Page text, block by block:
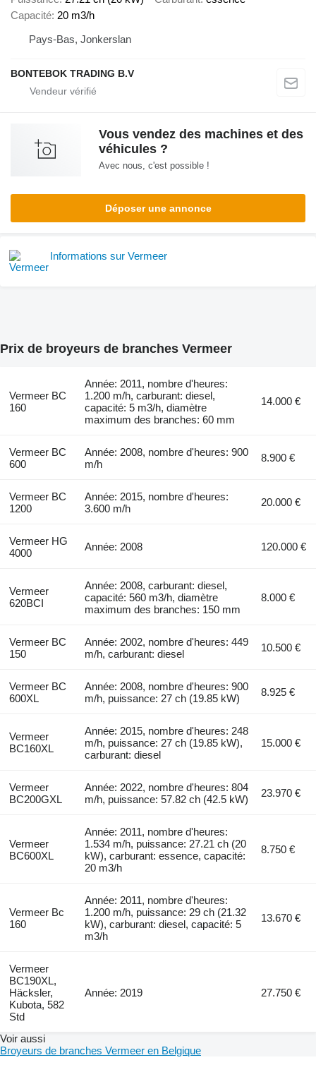
Capacité 20 m3/h
Pays-Bas, Jonkerslan
BONTEBOK TRADING B.V
Vous vendez des machines et des
véhicules ?
Avec nous, c'est possible !
Déposer une annonce
Informations sur Vermeer
Prix de broyeurs de branches Vermeer
Vermeer BC
160
Année: 2011, nombre d'heures:
1.200 m/h, carburant: diesel,
capacité: 5 m3/h, diamètre
maximum des branches: 60 mm
14.000 €
Vermeer BC
600
Année: 2008, nombre d'heures: 900
m/h
8.900 €
Vermeer BC
1200
Année: 2015, nombre d'heures:
3.600 m/h
20.000 €
Vermeer HG
4000
Année: 2008 120.000 €
Vermeer
620BCI
Année: 2008, carburant: diesel,
capacité: 560 m3/h, diamètre
maximum des branches: 150 mm
8.000 €
Vermeer BC
150
Année: 2002, nombre d'heures: 449
m/h, carburant: diesel
10.500 €
Vermeer BC
600XL
Année: 2008, nombre d'heures: 900
m/h, puissance: 27 ch (19.85 kW)
8.925 €
Vermeer
BC160XL
Année: 2015, nombre d'heures: 248
m/h, puissance: 27 ch (19.85 kW),
carburant: diesel
15.000 €
Vermeer
BC200GXL
Année: 2022, nombre d'heures: 804
m/h, puissance: 57.82 ch (42.5 kW)
23.970 €
Vermeer
BC600XL
Année: 2011, nombre d'heures:
1.534 m/h, puissance: 27.21 ch (20
kW), carburant: essence, capacité:
20 m3/h
8.750 €
Vermeer Bc
160
Année: 2011, nombre d'heures:
1.200 m/h, puissance: 29 ch (21.32
kW), carburant: diesel, capacité: 5
m3/h
13.670 €
Vermeer
BC190XL,
Häcksler,
Kubota, 582
Std
Année: 2019 27.750 €
Voir aussi
Broyeurs de branches Vermeer en Belgique